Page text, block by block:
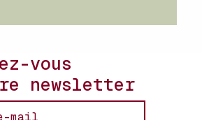
vous
newsletter